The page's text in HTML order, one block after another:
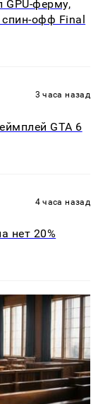
GPU-ферму,
спин-офф Final
3 часа назад
GTA 6
4 часа назад
нет 20%